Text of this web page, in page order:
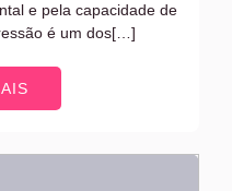
e pela capacidade de
é um dos[…]